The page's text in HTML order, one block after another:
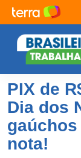
PIX de
Dia dos
nota!